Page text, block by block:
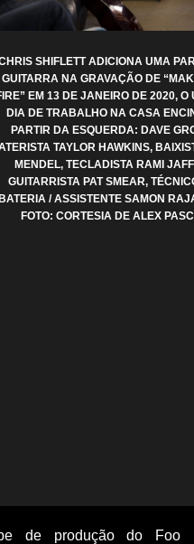
SHIFLETT ADICIONA UMA
GUITARRA NA GRAVAÇÃO DE
EM 13 DE JANEIRO DE 2020, O
DIA DE TRABALHO NA CASA
PARTIR DA ESQUERDA: DAVE
TAYLOR HAWKINS,
MENDEL, TECLADISTA RAMI
GUITARRISTA PAT SMEAR,
/ ASSISTENTE SAMON
FOTO: CORTESIA DE ALEX
de produção do Foo